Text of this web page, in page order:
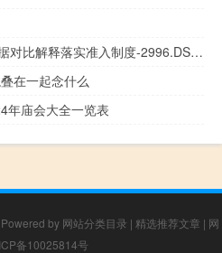
新奥全年免费公开资料：数据对比解释落实准入制度-2996.DS0.74
在一起念什么
年庙会大全一览表
Powered by 网站分类目录 | 精选推荐文章 | 网
备10025814号